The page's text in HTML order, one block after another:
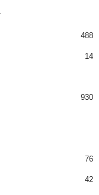
488
14
930
76
42